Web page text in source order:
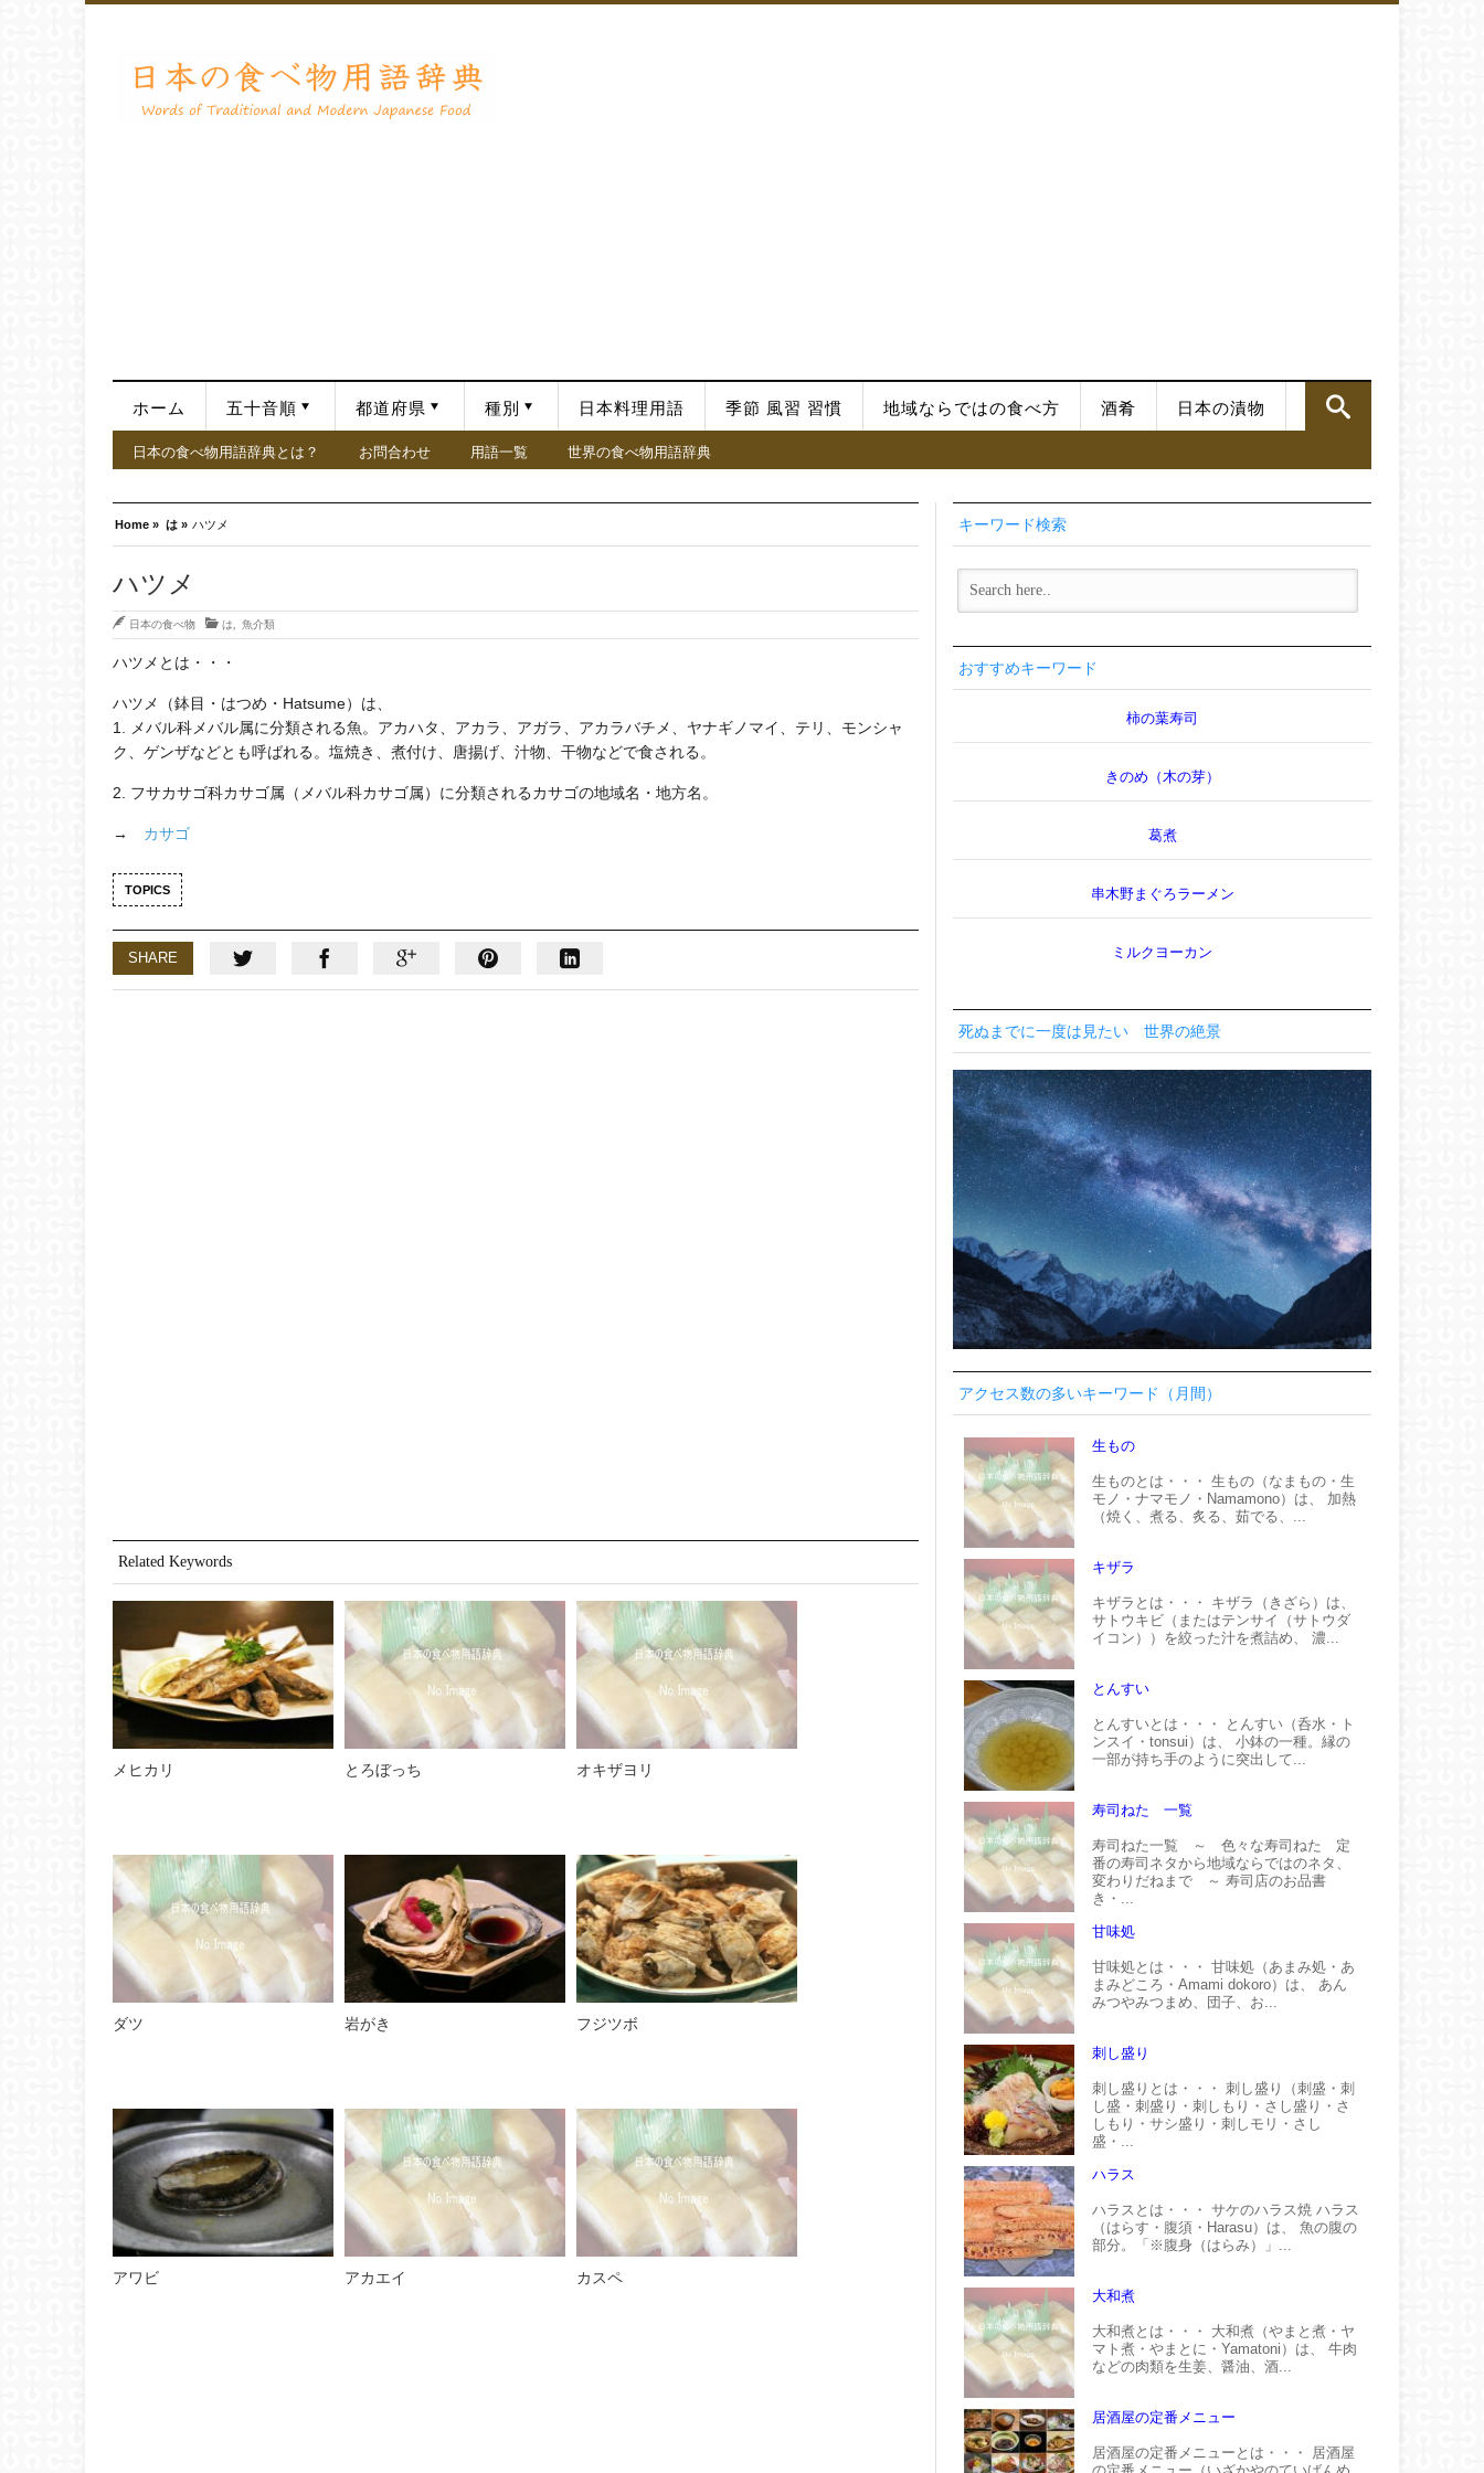
ホーム 五十音順 都道府県 種別 日本料理用語 季節 風習 習慣 地域ならではの食べ方 酒肴 日本の漬物
日本の食べ物用語辞典とは？ お問合わせ 用語一覧 世界の食べ物用語辞典
Home » は » ハツメ
ハツメ
日本の食べ物 は 魚介類
ハツメとは・・・
ハツメ（鉢目・はつめ・Hatsume）は、
1. メバル科メバル属に分類される魚。アカハタ、アカラ、アガラ、アカラバチメ、ヤナギノマイ、テリ、モンシャ
ク、ゲンザなどとも呼ばれる。塩焼き、煮付け、唐揚げ、汁物、干物などで食される。
2. フサカサゴ科カサゴ属（メバル科カサゴ属）に分類されるカサゴの地域名・地方名。
→ カサゴ
TOPICS
SHARE
Related Keywords
メヒカリ とろぼっち オキザヨリ
ダツ 岩がき フジツボ
アワビ アカエイ カスペ
キーワード検索
おすすめキーワード
柿の葉寿司
きのめ（木の芽）
葛煮
串木野まぐろラーメン
ミルクヨーカン
死ぬまでに一度は見たい 世界の絶景
アクセス数の多いキーワード（月間）
生もの
生ものとは・・・ 生もの（なまもの・生
モノ・ナマモノ・Namamono）は、 加熱
（焼く、煮る、炙る、茹でる、...
キザラ
キザラとは・・・ キザラ（きざら）は、
サトウキビ（またはテンサイ（サトウダ
イコン））を絞った汁を煮詰め、 濃...
とんすい
とんすいとは・・・ とんすい（呑水・ト
ンスイ・tonsui）は、 小鉢の一種。縁の
一部が持ち手のように突出して...
寿司ねた 一覧
寿司ねた一覧 ～ 色々な寿司ねた 定
番の寿司ネタから地域ならではのネタ、
変わりだねまで ～ 寿司店のお品書
き・...
甘味処
甘味処とは・・・ 甘味処（あまみ処・あ
まみどころ・Amami dokoro）は、 あん
みつやみつまめ、団子、お...
刺し盛り
刺し盛りとは・・・ 刺し盛り（刺盛・刺
し盛・刺盛り・刺しもり・さし盛り・さ
しもり・サシ盛り・刺しモリ・さし
盛・...
ハラス
ハラスとは・・・ サケのハラス焼 ハラス
（はらす・腹須・Harasu）は、 魚の腹の
部分。「※腹身（はらみ）」...
大和煮
大和煮とは・・・ 大和煮（やまと煮・ヤ
マト煮・やまとに・Yamatoni）は、 牛肉
などの肉類を生姜、醤油、酒...
居酒屋の定番メニュー
居酒屋の定番メニューとは・・・ 居酒屋
の定番メニュー（いざかやのていばんめ